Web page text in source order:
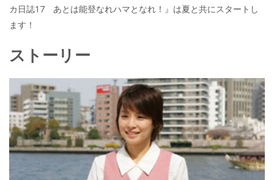
カ日誌17 あとは能登なれハマとなれ！』は夏と共にスタートし
ます！
ストーリー